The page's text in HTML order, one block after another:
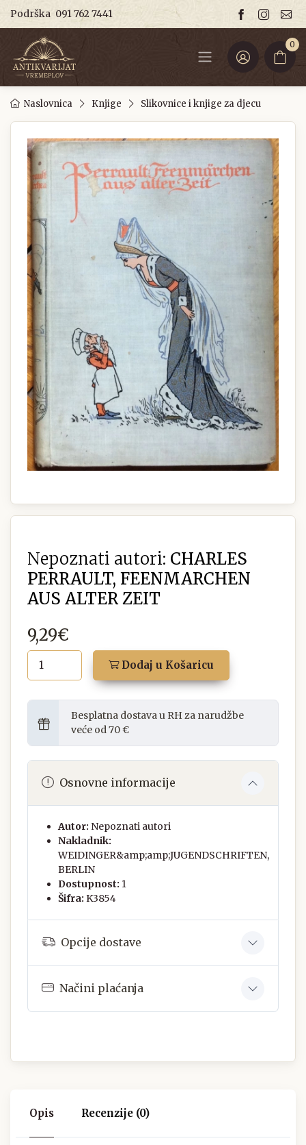
Podrška 091 762 7441
0
Naslovnica Knjige Slikovnice i knjige za djecu
Nepoznati autori: CHARLES
PERRAULT, FEENMARCHEN
AUS ALTER ZEIT
9,29€
Dodaj u Košaricu
Besplatna dostava u RH za narudžbe
veće od 70 €
Osnovne informacije
Autor: Nepoznati autori
Nakladnik:
WEIDINGER&amp;amp;JUGENDSCHRIFTEN,
BERLIN
Dostupnost: 1
Šifra: K3854
Opcije dostave
Načini plaćanja
Opis Recenzije (0)